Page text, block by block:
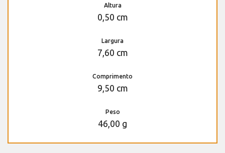
Altura
0,50 cm
Largura
7,60 cm
Comprimento
9,50 cm
Peso
46,00 g